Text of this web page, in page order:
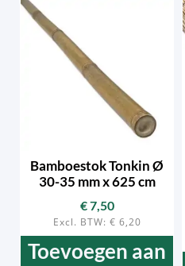
Bamboestok Tonkin Ø
30-35 mm x 625 cm
€7,50
Excl. BTW: € 6,20
Toevoegen aan